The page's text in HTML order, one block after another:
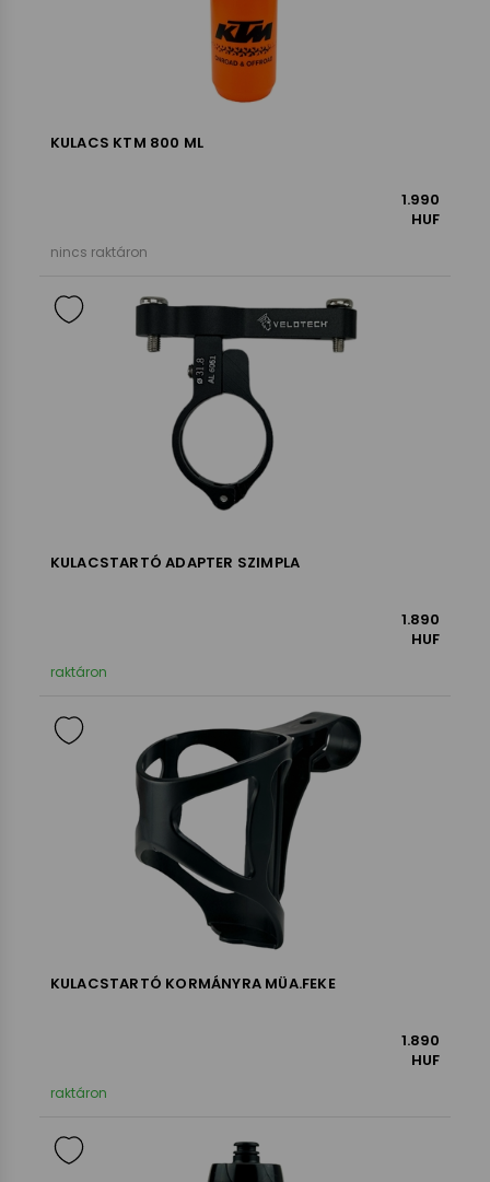
KULACS KTM 800 ML
1.990
HUF
nincs raktáron
KULACSTARTÓ ADAPTER SZIMPLA
1.890
HUF
raktáron
KULACSTARTÓ KORMÁNYRA MÜA.FEKE
1.890
HUF
raktáron